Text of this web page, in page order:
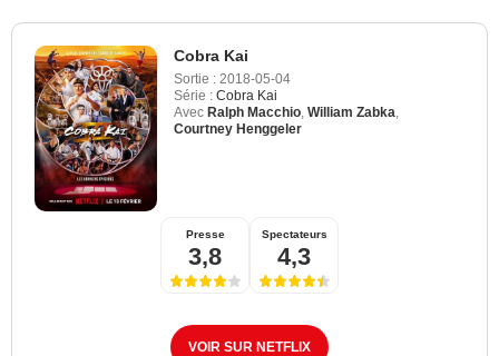
Cobra Kai
Sortie : 2018-05-04
Série : Cobra Kai
Avec Ralph Macchio William Zabka
Courtney Henggeler
Presse
3,8
Spectateurs
4,3
VOIR SUR NETFLIX